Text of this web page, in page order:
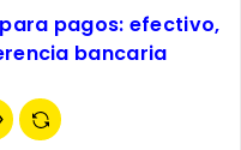
para pagos: efectivo,
bancaria